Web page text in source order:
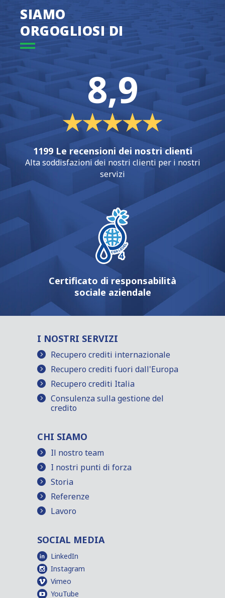
SIAMO
ORGOGLIOSI DI
8,9
1199 Le recensioni dei nostri clienti
Alta soddisfazioni dei nostri clienti per i nostri
servizi
Certificato di responsabilità
sociale aziendale
I NOSTRI SERVIZI
Recupero crediti internazionale
Recupero crediti fuori dall'Europa
Recupero crediti Italia
Consulenza sulla gestione del
credito
CHI SIAMO
Il nostro team
I nostri punti di forza
Storia
Referenze
Lavoro
SOCIAL MEDIA
LinkedIn
Instagram
Vimeo
YouTube